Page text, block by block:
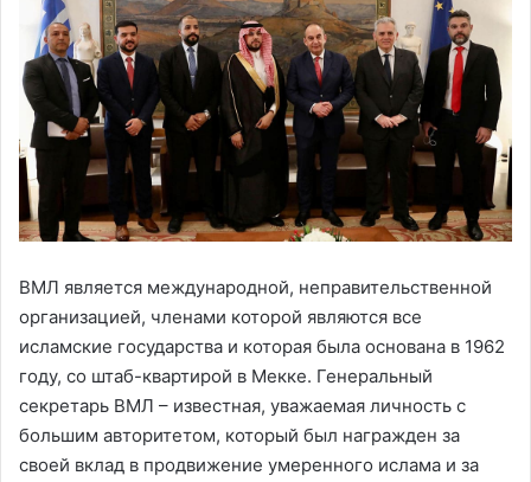
ВМЛ является международной, неправительственной
организацией, членами которой являются все
исламские государства и которая была основана в 1962
году, со штаб-квартирой в Мекке. Генеральный
секретарь ВМЛ – известная, уважаемая личность с
большим авторитетом, который был награжден за
своей вклад в продвижение умеренного ислама и за